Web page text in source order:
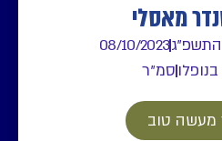
מאסלי
התשפ"ג08/10/2023
סמ"ר
מעשה טוב